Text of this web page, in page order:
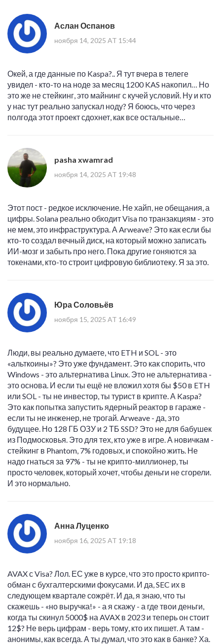
Аслан Оспанов
ноября 14, 2025 AT 15:44
Окей, а где данные по Kaspa?.. Я тут вчера в телеге
увидел - кто-то на ноде за месяц 1200 KAS накопил… Но
это же не стейкинг, это майнинг с кучей условий. Ну и кто
у нас тут реально запускал ноду? Я боюсь, что через
полгода этот проект сдохнет, как все остальные…
pasha xwamrad
ноября 14, 2025 AT 19:48
Этот пост - редкое исключение. Не хайп, не обещания, а
цифры. Solana реально обходит Visa по транзакциям - это
не мем, это инфраструктура. А Arweave? Это как если бы
кто-то создал вечный диск, на который можно записать
ИИ-мозг и забыть про него. Пока другие гоняются за
токенами, кто-то строит цифровую библиотеку. Я за это.
Юра Соловьёв
ноября 15, 2025 AT 16:49
Люди, вы реально думаете, что ETH и SOL - это
«альткоины»? Это уже фундамент. Это как спорить, что
Windows - это альтернатива Linux. Это не альтернатива -
это основа. И если ты ещё не вложил хотя бы $50 в ETH
или SOL - ты не инвестор, ты турист в крипте. А Kaspa?
Это как попытка запустить ядерный реактор в гараже -
если ты не инженер, не трогай. Arweave - да, это
будущее. Но 128 ГБ ОЗУ и 2 ТБ SSD? Это не для бабушек
из Подмосковья. Это для тех, кто уже в игре. А новичкам -
стейкинг в Phantom, 7% годовых, и спокойно жить. Не
надо гнаться за 97% - ты не крипто-миллионер, ты
просто человек, который хочет, чтобы деньги не сгорели.
И это нормально.
Анна Луценко
ноября 16, 2025 AT 19:18
AVAX с Visa? Лол. ЕС уже в курсе, что это просто крипто-
обман с бухгалтерскими фокусами. И да, SEC их в
следующем квартале сожрёт. И да, я знаю, что ты
скажешь - «но выручка!» - а я скажу - а где твои деньги,
когда ты скинул 5000$ на AVAX в 2023 и теперь он стоит
12$? Не верь цифрам - верь тому, кто их пишет. А там -
анонимы, как всегда. А ты думал, что это как в банке? Ха.